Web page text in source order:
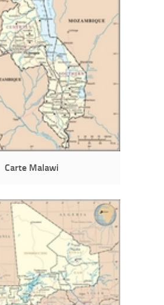
Carte Malawi